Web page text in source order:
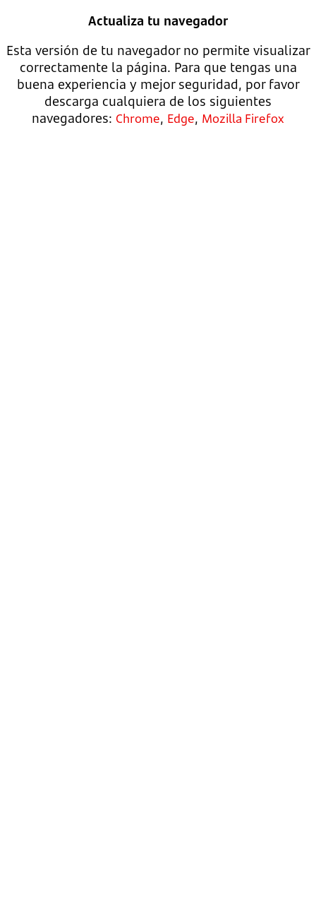
Actualiza tu navegador
Esta versión de tu navegador no permite visualizar
correctamente la página. Para que tengas una
buena experiencia y mejor seguridad, por favor
descarga cualquiera de los siguientes
navegadores: Chrome, Edge, Mozilla Firefox